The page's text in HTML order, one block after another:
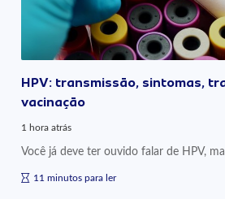
HPV: transmissão, sintomas,
vacinação
1 hora atrás
Você já deve ter ouvido falar de HPV,
11 minutos para ler